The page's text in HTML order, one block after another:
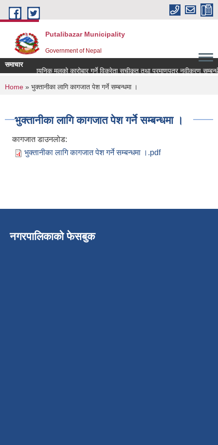
Skip to main content
Putalibazar Municipality
Government of Nepal
समाचार
प्राप्त रासायनिक मलको कारोबार गर्ने विक्रेता सूचीकृत तथा प्रमाणपत्र नवीकरण
You are here
Home » भुक्तानीका लागि कागजात पेश गर्ने सम्बन्धमा ।
भुक्तानीका लागि कागजात पेश गर्ने सम्बन्धमा ।
कागजात डाउनलोड:
भुक्तानीका लागि कागजात पेश गर्ने सम्बन्धमा ।.pdf
नगरपालिकाको फेसबुक